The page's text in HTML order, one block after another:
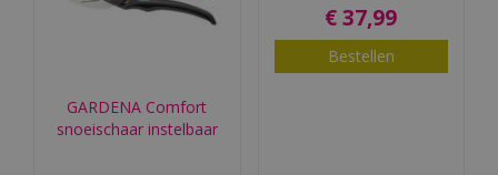
GARDENA Comfort
snoeischaar instelbaar
€ 37,99
Bestellen